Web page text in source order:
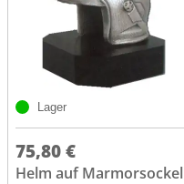
Lager
75,80 €
Helm auf Marmorsockel